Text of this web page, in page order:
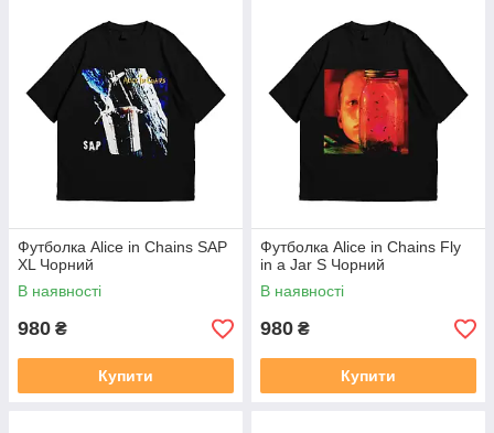
Футболка Alice in Chains SAP
XL Чорний
В наявності
980 ₴
Купити
Футболка Alice in Chains Fly
in a Jar S Чорний
В наявності
980 ₴
Купити